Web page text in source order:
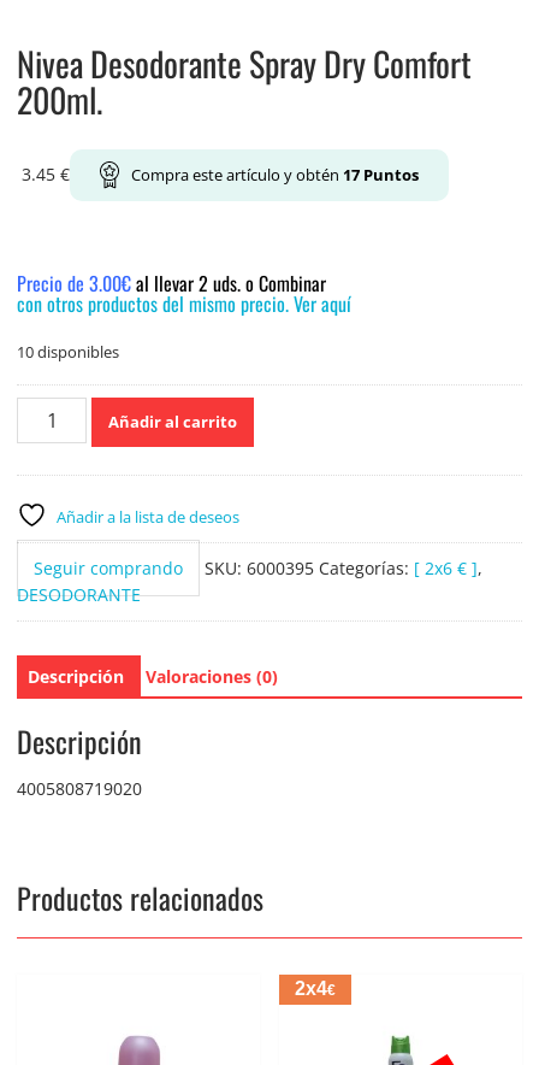
Nivea Desodorante Spray Dry Comfort
200ml.
3.45 € Compra este artículo y obtén 17Puntos
Precio de 3.00€al llevar 2 uds. o Combinar
con otros productos del mismo precio. Ver aquí
10 disponibles
Nivea
Desodorante
Comfort
200ml.
cantidad
Añadir al carrito
Añadir a la lista de deseos
Seguir comprando SKU: 6000395 Categorías: [ 2x6 € ],
DESODORANTE
Descripción Valoraciones (0)
Descripción
4005808719020
Productos relacionados
2x4€